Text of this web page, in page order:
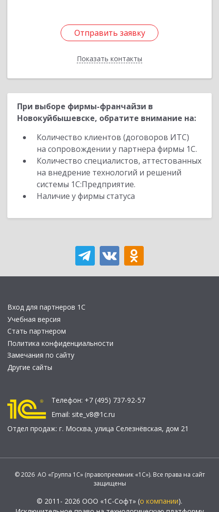
Отправить заявку
Показать контакты
Отправить заявку
Назад
При выборе фирмы-франчайзи в
Новокуйбышевске, обратите внимание на:
Количество клиентов (договоров ИТС)
на сопровождении у партнера фирмы 1С.
Количество специалистов, аттестованных
на внедрение технологий и решений
системы 1С:Предприятие.
Наличие у фирмы статуса
Вход для партнеров 1С
Учебная версия
Стать партнером
Политика конфиденциальности
Замечания по сайту
Другие сайты
Телефон: +7 (495) 737-92-57
Email: site_v8@1c.ru
Отдел продаж: г. Москва, улица Селезнёвская, дом 21
© 2026 АО «Группа 1С» (правопреемник «1С»). Все права на сайт
защищены
© 2011- 2026 ООО «1С-Софт» (о компании).